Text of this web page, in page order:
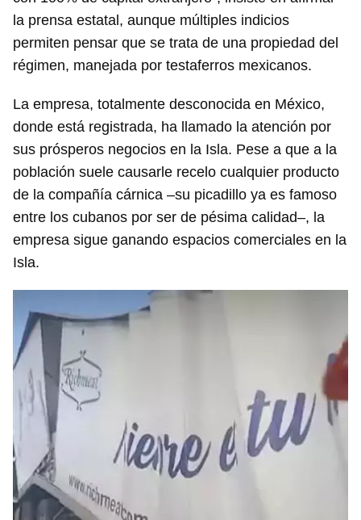
la prensa estatal, aunque múltiples indicios
permiten pensar que se trata de una propiedad del
régimen, manejada por testaferros mexicanos.
La empresa, totalmente desconocida en México,
donde está registrada, ha llamado la atención por
sus prósperos negocios en la Isla. Pese a que a la
población suele causarle recelo cualquier producto
de la compañía cárnica –su picadillo ya es famoso
entre los cubanos por ser de pésima calidad–, la
empresa sigue ganando espacios comerciales en la
Isla.